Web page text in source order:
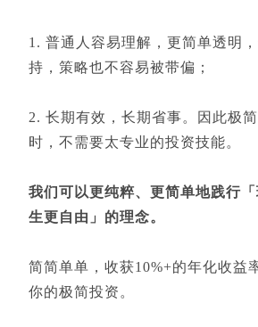
1. 普通人容易理解，更简单透明
持，策略也不容易被带偏；
2. 长期有效，长期省事。因此极
时，不需要太专业的投资技能。
我们可以更纯粹、更简单地践行
生更自由」的理念。
简简单单，收获10%+的年化收益
你的极简投资。